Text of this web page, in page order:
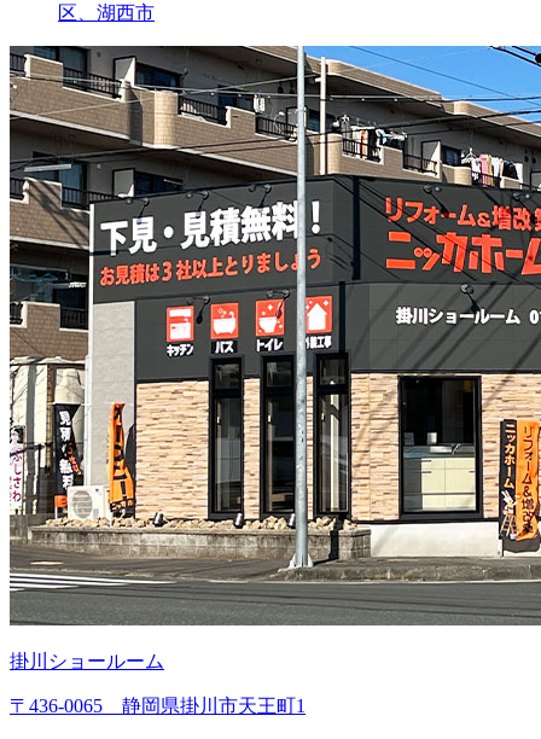
区、湖西市
掛川ショールーム
〒436-0065 静岡県掛川市天王町1